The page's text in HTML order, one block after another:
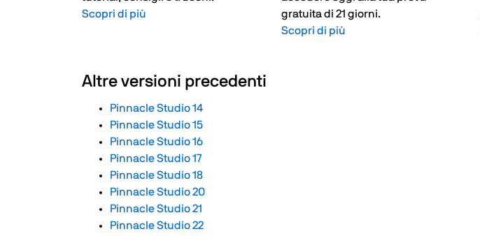
Scopri di più
gratuita di 21 giorni.
Scopri di più
Altre versioni precedenti
Pinnacle Studio 14
Pinnacle Studio 15
Pinnacle Studio 16
Pinnacle Studio 17
Pinnacle Studio 18
Pinnacle Studio 20
Pinnacle Studio 21
Pinnacle Studio 22